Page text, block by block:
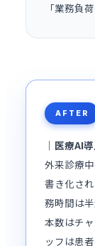
「業務負
AFTER
｜医療AI
外来診療
書き化さ
務時間は
本数はチ
ッフは患